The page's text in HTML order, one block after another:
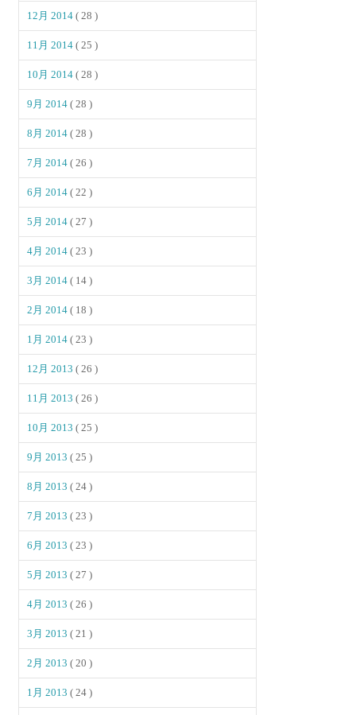
12月 2014( 28 )
11月 2014( 25 )
10月 2014( 28 )
9月 2014( 28 )
8月 2014( 28 )
7月 2014( 26 )
6月 2014( 22 )
5月 2014( 27 )
4月 2014( 23 )
3月 2014( 14 )
2月 2014( 18 )
1月 2014( 23 )
12月 2013( 26 )
11月 2013( 26 )
10月 2013( 25 )
9月 2013( 25 )
8月 2013( 24 )
7月 2013( 23 )
6月 2013( 23 )
5月 2013( 27 )
4月 2013( 26 )
3月 2013( 21 )
2月 2013( 20 )
1月 2013( 24 )